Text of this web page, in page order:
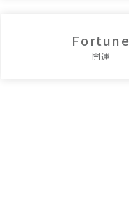
Fortune
開運